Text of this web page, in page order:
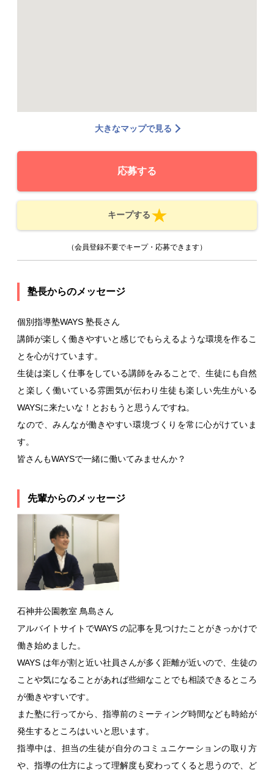
大きなマップで見る
応募する
キープする
（会員登録不要でキープ・応募できます）
塾長からのメッセージ
個別指導塾WAYS 塾長さん
講師が楽しく働きやすいと感じでもらえるような環境を作るこ
とを心がけています。
生徒は楽しく仕事をしている講師をみることで、生徒にも自然
と楽しく働いている雰囲気が伝わり生徒も楽しい先生がいる
WAYSに来たいな！とおもうと思うんですね。
なので、みんなが働きやすい環境づくりを常に心がけていま
す。
皆さんもWAYSで一緒に働いてみませんか？
先輩からのメッセージ
石神井公園教室 鳥島さん
アルバイトサイトでWAYS の記事を見つけたことがきっかけで
働き始めました。
WAYS は年が割と近い社員さんが多く距離が近いので、生徒の
ことや気になることがあれば些細なことでも相談できるところ
が働きやすいです。
また塾に行ってから、指導前のミーティング時間なども時給が
発生するところはいいと思います。
指導中は、担当の生徒が自分のコミュニケーションの取り方
や、指導の仕方によって理解度も変わってくると思うので、ど